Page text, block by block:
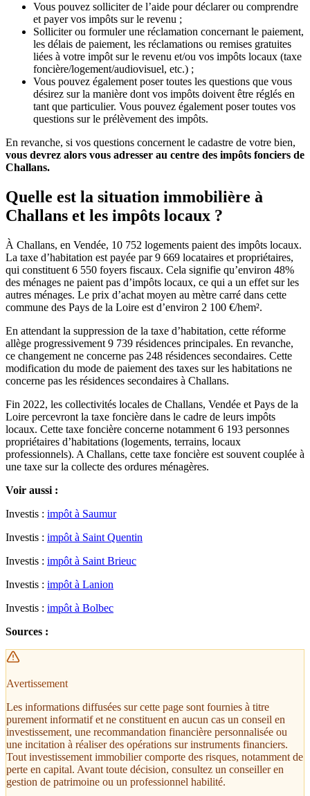
Vous pouvez solliciter de l’aide pour déclarer ou comprendre
et payer vos impôts sur le revenu ;
Solliciter ou formuler une réclamation concernant le paiement,
les délais de paiement, les réclamations ou remises gratuites
liées à votre impôt sur le revenu et/ou vos impôts locaux (taxe
foncière/logement/audiovisuel, etc.) ;
Vous pouvez également poser toutes les questions que vous
désirez sur la manière dont vos impôts doivent être réglés en
tant que particulier. Vous pouvez également poser toutes vos
questions sur le prélèvement des impôts.
En revanche, si vos questions concernent le cadastre de votre bien,
vous devrez alors vous adresser au centre des impôts fonciers de
Challans.
Quelle est la situation immobilière à
Challans et les impôts locaux ?
À Challans, en Vendée, 10 752 logements paient des impôts locaux.
La taxe d’habitation est payée par 9 669 locataires et propriétaires,
qui constituent 6 550 foyers fiscaux. Cela signifie qu’environ 48%
des ménages ne paient pas d’impôts locaux, ce qui a un effet sur les
autres ménages. Le prix d’achat moyen au mètre carré dans cette
commune des Pays de la Loire est d’environ 2 100 €/hem².
En attendant la suppression de la taxe d’habitation, cette réforme
allège progressivement 9 739 résidences principales. En revanche,
ce changement ne concerne pas 248 résidences secondaires. Cette
modification du mode de paiement des taxes sur les habitations ne
concerne pas les résidences secondaires à Challans.
Fin 2022, les collectivités locales de Challans, Vendée et Pays de la
Loire percevront la taxe foncière dans le cadre de leurs impôts
locaux. Cette taxe foncière concerne notamment 6 193 personnes
propriétaires d’habitations (logements, terrains, locaux
professionnels). A Challans, cette taxe foncière est souvent couplée à
une taxe sur la collecte des ordures ménagères.
Voir aussi :
Investis : impôt à Saumur
Investis : impôt à Saint Quentin
Investis : impôt à Saint Brieuc
Investis : impôt à Lanion
Investis : impôt à Bolbec
Sources :
Avertissement
Les informations diffusées sur cette page sont fournies à titre
purement informatif et ne constituent en aucun cas un conseil en
investissement, une recommandation financière personnalisée ou
une incitation à réaliser des opérations sur instruments financiers.
Tout investissement immobilier comporte des risques, notamment de
perte en capital. Avant toute décision, consultez un conseiller en
gestion de patrimoine ou un professionnel habilité.